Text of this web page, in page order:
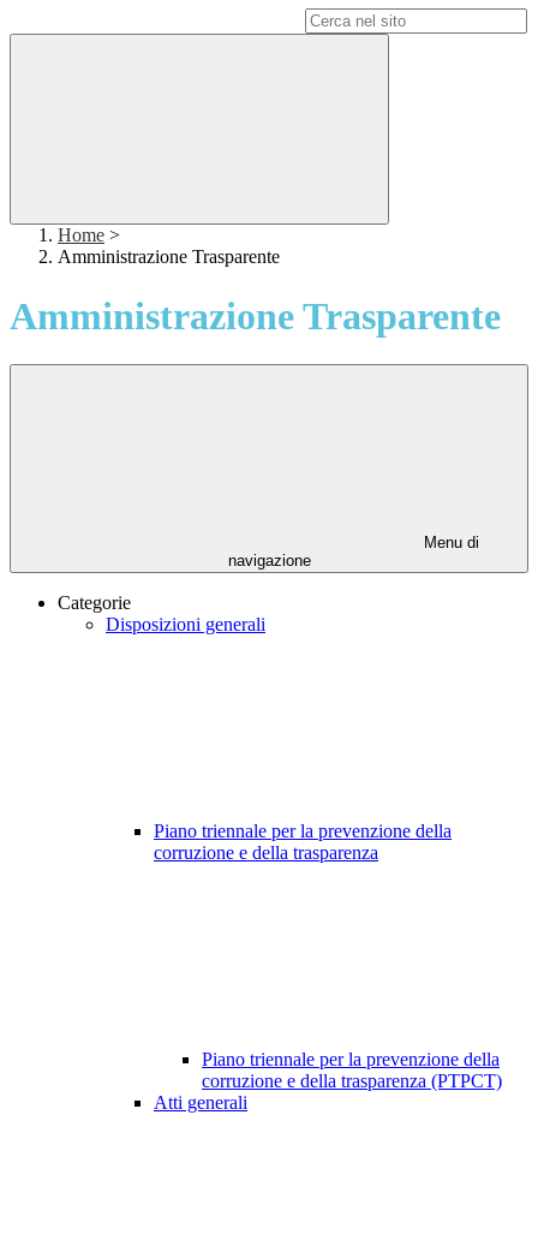
Home >
Amministrazione Trasparente
Amministrazione Trasparente
Menu di
navigazione
Categorie
Disposizioni generali
Piano triennale per la prevenzione della
corruzione e della trasparenza
Piano triennale per la prevenzione della
corruzione e della trasparenza (PTPCT)
Atti generali